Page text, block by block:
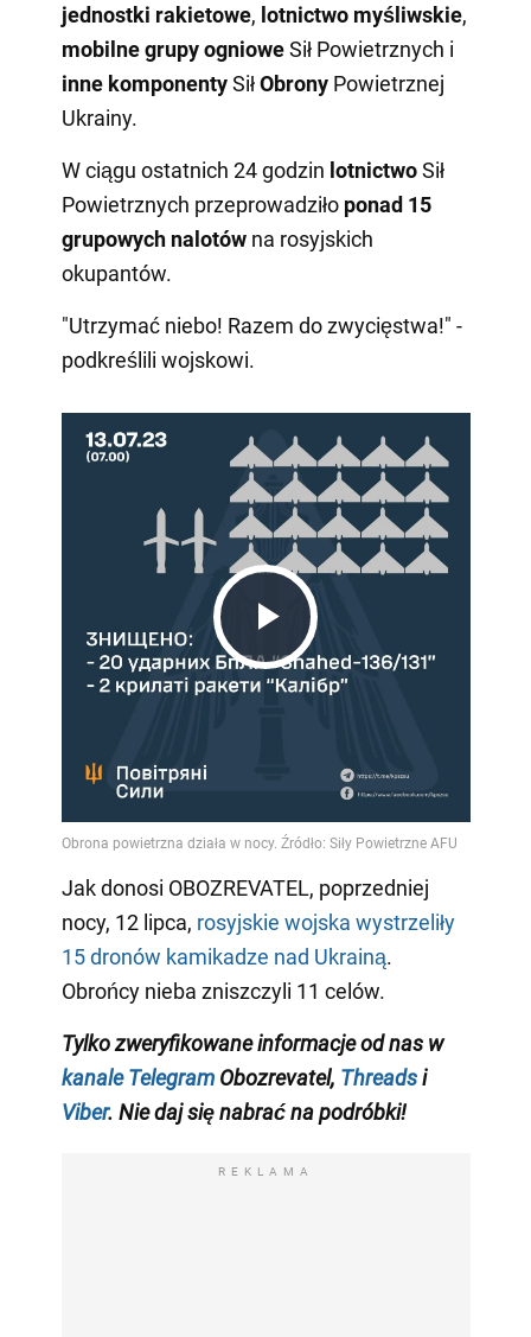
jednostki rakietowe, lotnictwo myśliwskie,
mobilne grupy ognioweSił Powietrznych i
inne komponentySiłObronyPowietrznej
Ukrainy.
W ciągu ostatnich 24 godzin lotnictwoSił
Powietrznych przeprowadziło ponad 15
grupowych nalotówna rosyjskich
okupantów.
"Utrzymać niebo! Razem do zwycięstwa!" -
podkreślili wojskowi.
Play
Jak donosi OBOZREVATEL, poprzedniej
nocy, 12 lipca, rosyjskie wojska wystrzeliły
15 dronów kamikadze nad Ukrainą.
Obrońcy nieba zniszczyli 11 celów.
Tylko zweryfikowane informacje od nas w
kanale TelegramObozrevatel, Threadsi
Viber. Nie daj się nabrać na podróbki!
REKLAMA